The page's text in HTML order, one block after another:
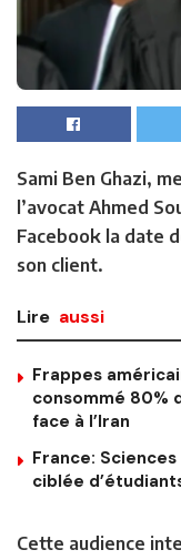
Sami Ben Ghazi,
l’avocat Ahmed
Facebook la date
son client.
Lire aussi
Frappes
consommé 80%
face à l’Iran
France:
ciblée
Cette audience